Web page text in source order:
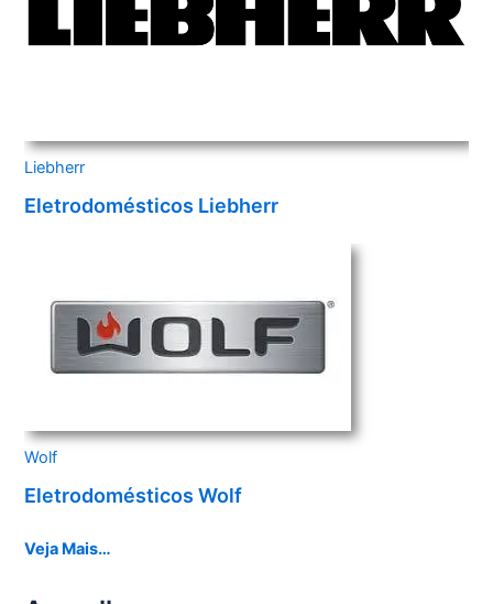
Liebherr
Eletrodomésticos Liebherr
Wolf
Eletrodomésticos Wolf
Veja Mais…